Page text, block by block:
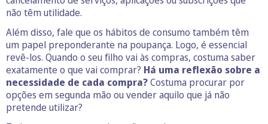
não têm utilidade.
Além disso, fale que os hábitos de consumo também têm
um papel preponderante na poupança. Logo, é essencial
revê-los. Quando o seu filho vai às compras, costuma saber
exatamente o que vai comprar? Há uma reflexão sobre a
necessidade de cada compra?Costuma procurar por
opções em segunda mão ou vender aquilo que já não
pretende utilizar?